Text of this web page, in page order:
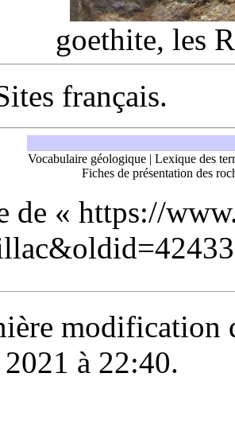
goethite, les
français.
Vocabulaire géologique| Lexique des
Fiches de présentation des
de « https://
modification
à 22:40.